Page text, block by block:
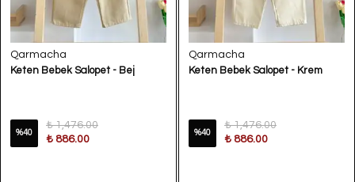
Qarmacha
Keten Bebek Salopet - Bej
%40
₺ 1,476.00
₺ 886.00
Qarmacha
Keten Bebek Salopet - Krem
%40
₺ 1,476.00
₺ 886.00